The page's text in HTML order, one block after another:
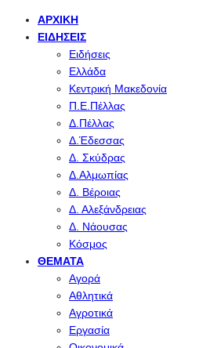
ΑΡΧΙΚΉ
ΕΙΔΉΣΕΙΣ
Ειδήσεις
Ελλάδα
Κεντρική Μακεδονία
Π.Ε.Πέλλας
Δ.Πέλλας
Δ.Έδεσσας
Δ. Σκύδρας
Δ.Αλμωπίας
Δ. Βέροιας
Δ. Αλεξάνδρειας
Δ. Νάουσας
Κόσμος
ΘΈΜΑΤΑ
Αγορά
Αθλητικά
Αγροτικά
Εργασία